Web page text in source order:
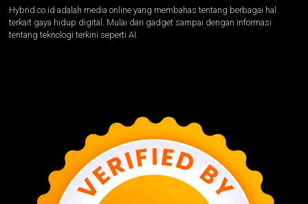
Hybrid.co.id adalah media online yang membahas tentang berbagai hal
terkait gaya hidup digital. Mulai dari gadget sampai dengan informasi
tentang teknologi terkini seperti AI.